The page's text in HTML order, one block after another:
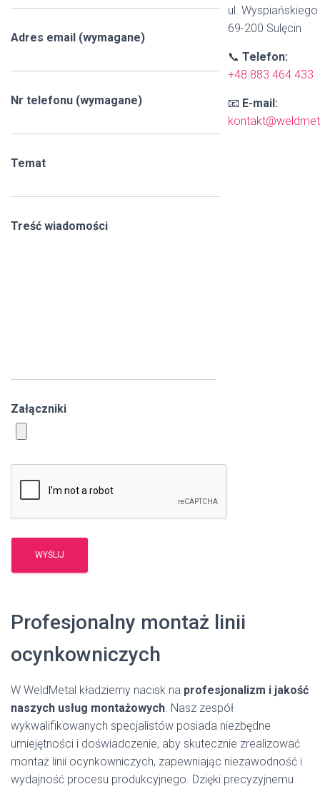
Adres email (wymagane)
Nr telefonu (wymagane)
Temat
Treść wiadomości
Załączniki
ul.
69-200 Sulęcin
📞 Telefon:
+48 883 464 433
📧 E-mail:
Profesjonalny montaż linii
ocynkowniczych
W WeldMetal kładziemy nacisk na profesjonalizm i jakość
naszych usług montażowych. Nasz zespół
wykwalifikowanych specjalistów posiada niezbędne
umiejętności i doświadczenie, aby skutecznie zrealizować
montaż linii ocynkowniczych, zapewniając niezawodność i
wydajność procesu produkcyjnego. Dzięki precyzyjnemu